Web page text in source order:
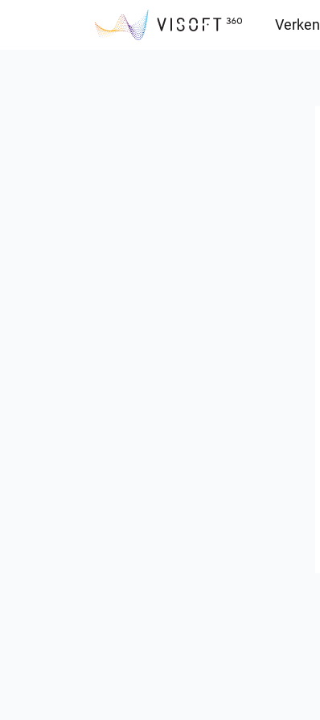
Verken